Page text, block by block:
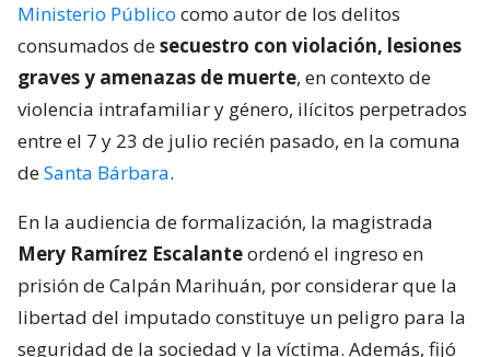
Ministerio Público como autor de los delitos
consumados desecuestro con violación, lesiones
graves y amenazas de muerte, en contexto de
violencia intrafamiliar y género, ilícitos perpetrados
entre el 7 y 23 de julio recién pasado, en la comuna
deSanta Bárbara.
En la audiencia de formalización, la magistrada
Mery Ramírez Escalanteordenó el ingreso en
prisión de Calpán Marihuán, por considerar que la
libertad del imputado constituye un peligro para la
seguridad de la sociedad y la víctima. Además, fijó